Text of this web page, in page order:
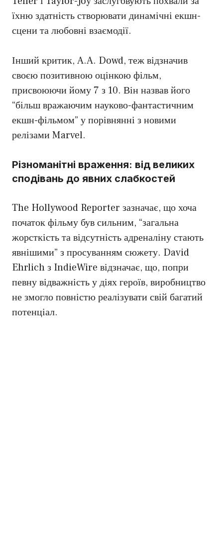
їхню здатність створювати динамічні екшн-
сцени та любовні взаємодії.
Інший критик, A.A. Dowd, теж відзначив
своєю позитивною оцінкою фільм,
присвоюючи йому 7 з 10. Він назвав його
“більш вражаючим науково-фантастичним
екшн-фільмом” у порівнянні з новими
релізами Marvel.
Різноманітні враження: від великих
сподівань до явних слабкостей
The Hollywood Reporter зазначає, що хоча
початок фільму був сильним, “загальна
жорсткість та відсутність адреналіну стають
явнішими” з просуванням сюжету. David
Ehrlich з IndieWire відзначає, що, попри
певну відважність у діях героїв, виробництво
не змогло повністю реалізувати свій багатий
потенціал.